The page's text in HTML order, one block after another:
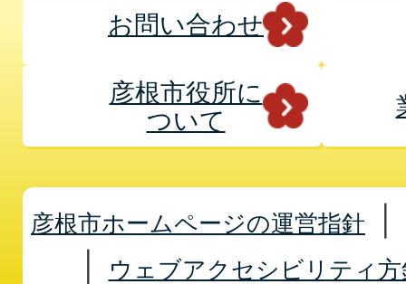
お問い合わせ
彦根市役所に
ついて
彦根市ホームページの運営指針
ウェブアクセシビリティ方